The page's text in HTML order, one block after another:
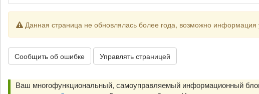
Данная страница не обновлялась более года, возможно информация
Сообщить об ошибке Управлять страницей
Ваш многофункциональный, самоуправляемый информационный